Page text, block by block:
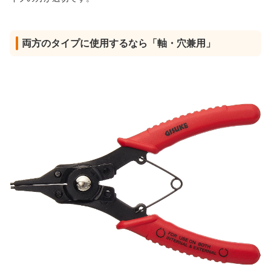
両方のタイプに使用するなら「軸・穴兼用」